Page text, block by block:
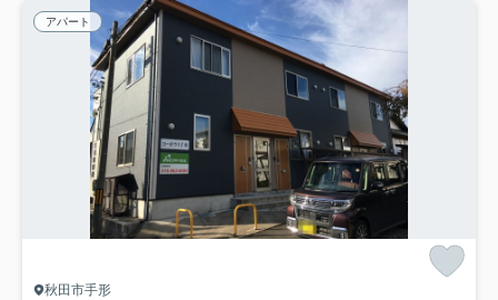
アパート
秋田市手形